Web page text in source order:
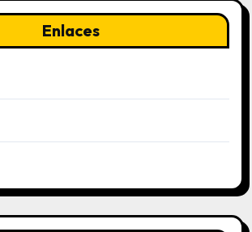
Enlaces